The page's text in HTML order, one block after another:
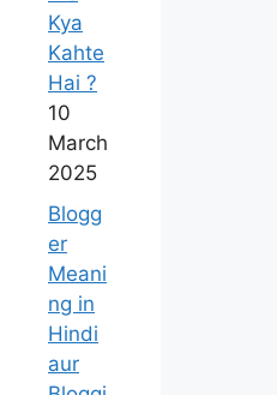
Kya
Kahte
Hai ?
10
March
2025
Blogg
er
Meani
ng in
Hindi
aur